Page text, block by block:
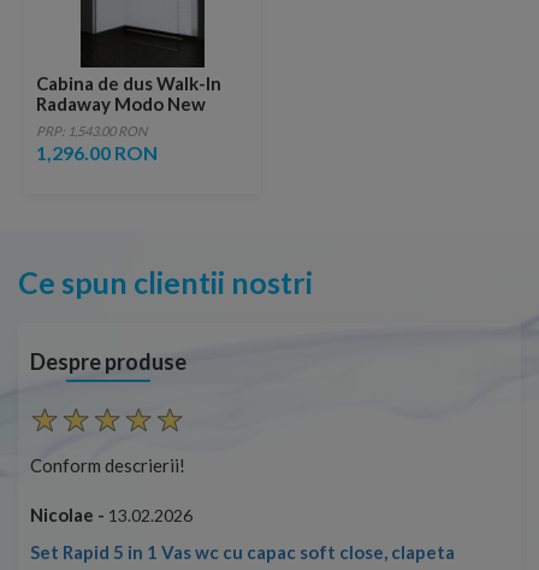
Cabina de dus Walk-In
Radaway Modo New
Black II 50 x H200 cm
profil negru mat
PRP: 1,543.00 RON
1,296.00 RON
Ce spun clientii nostri
Despre produse
Conform descrierii!
Nicolae - 13.02.2026
Set Rapid 5 in 1 Vas wc cu capac soft close, clapeta